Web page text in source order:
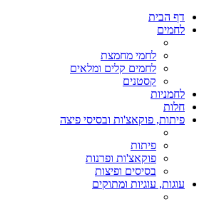
דף הבית
לחמים
לחמי מחמצת
לחמים קלים ומלאים
קסטנים
לחמניות
חלות
פיתות, פוקאצ'ות ובסיסי פיצה
פיתות
פוקאצ'ות ופרנות
בסיסים ופיצות
עוגות, עוגיות ומתוקים